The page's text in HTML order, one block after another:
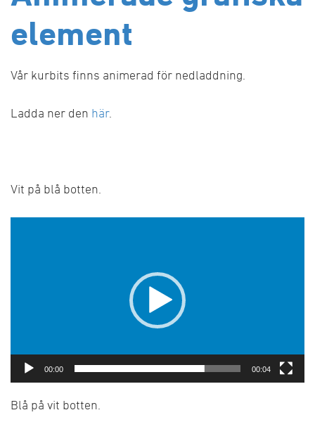
element
Vår kurbits finns animerad för nedladdning.
Ladda ner den här.
Vit på blå botten.
00:00 00:04
Blå på vit botten.